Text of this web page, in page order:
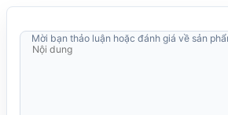
Mời bạn thảo luận hoặc đánh giá về sản